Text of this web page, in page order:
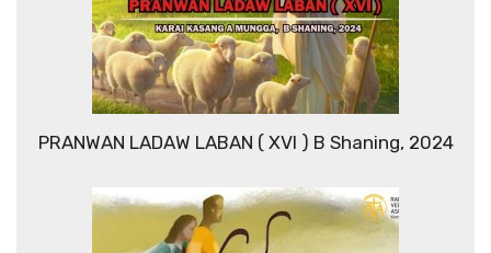
PRANWAN LADAW LABAN ( XVI ) B Shaning, 2024